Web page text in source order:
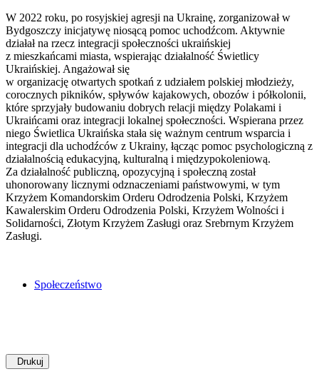
W 2022 roku, po rosyjskiej agresji na Ukrainę, zorganizował w
Bydgoszczy inicjatywę niosącą pomoc uchodźcom. Aktywnie
działał na rzecz integracji społeczności ukraińskiej
z mieszkańcami miasta, wspierając działalność Świetlicy
Ukraińskiej. Angażował się
w organizację otwartych spotkań z udziałem polskiej młodzieży,
corocznych pikników, spływów kajakowych, obozów i półkolonii,
które sprzyjały budowaniu dobrych relacji między Polakami i
Ukraińcami oraz integracji lokalnej społeczności. Wspierana przez
niego Świetlica Ukraińska stała się ważnym centrum wsparcia i
integracji dla uchodźców z Ukrainy, łącząc pomoc psychologiczną z
działalnością edukacyjną, kulturalną i międzypokoleniową.
Za działalność publiczną, opozycyjną i społeczną został
uhonorowany licznymi odznaczeniami państwowymi, w tym
Krzyżem Komandorskim Orderu Odrodzenia Polski, Krzyżem
Kawalerskim Orderu Odrodzenia Polski, Krzyżem Wolności i
Solidarności, Złotym Krzyżem Zasługi oraz Srebrnym Krzyżem
Zasługi.
Społeczeństwo
Drukuj